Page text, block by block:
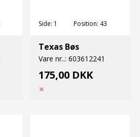
Side: 1 Position: 43
Texas Bøs
Vare nr..: 603612241
175,00 DKK